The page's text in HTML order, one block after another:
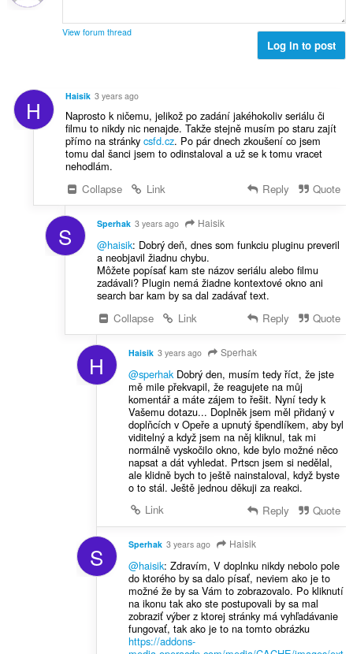
View forum thread
Log in to post
H Haisik 3 years ago
Naprosto k ničemu, jelikož po zadání jakéhokoliv seriálu či
filmu to nikdy nic nenajde. Takže stejně musím po staru zajít
přímo na stránky csfd.cz. Po pár dnech zkoušení co jsem
tomu dal šanci jsem to odinstaloval a už se k tomu vracet
nehodlám.
Collapse
Link Reply Quote
S Sperhak 3 years ago Haisik
@haisik: Dobrý deň, dnes som funkciu pluginu preveril
a neobjavil žiadnu chybu.
Môžete popísať kam ste názov seriálu alebo filmu
zadávali? Plugin nemá žiadne kontextové okno ani
search bar kam by sa dal zadávať text.
Collapse
Link Reply Quote
H Haisik 3 years ago Sperhak
@sperhakDobrý den, musím tedy říct, že jste
mě mile překvapil, že reagujete na můj
komentář a máte zájem to řešit. Nyní tedy k
Vašemu dotazu... Doplněk jsem měl přidaný v
doplňcích v Opeře a upnutý špendlíkem, aby byl
viditelný a když jsem na něj kliknul, tak mi
normálně vyskočilo okno, kde bylo možné něco
napsat a dát vyhledat. Prtscn jsem si nedělal,
ale klidně bych to ještě nainstaloval, když byste
o to stál. Ještě jednou děkuji za reakci.
Link
Reply Quote
S Sperhak 3 years ago Haisik
@haisik: Zdravím, V doplnku nikdy nebolo pole
do ktorého by sa dalo písať, neviem ako je to
možné že by sa Vám to zobrazovalo. Po kliknutí
na ikonu tak ako ste postupovali by sa mal
zobraziť výber z ktorej stránky má vyhľadávanie
fungovať, tak ako je to na tomto obrázku
https://addons-